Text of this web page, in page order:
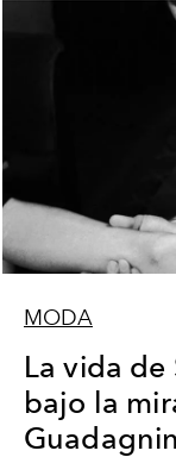
MODA
La vida
bajo la